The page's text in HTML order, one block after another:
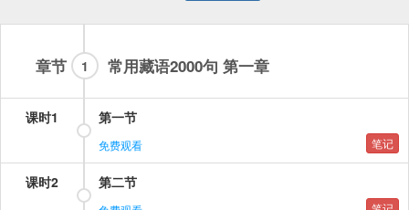
章节 常用藏语2000句 第一章
1
课时1 第一节
免费观看 笔记
课时2 第二节